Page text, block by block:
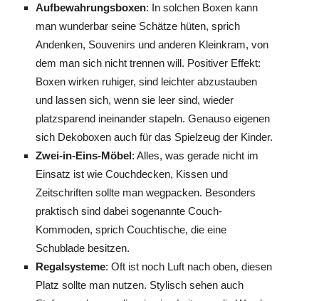
Aufbewahrungsboxen: In solchen Boxen kann
man wunderbar seine Schätze hüten, sprich
Andenken, Souvenirs und anderen Kleinkram, von
dem man sich nicht trennen will. Positiver Effekt:
Boxen wirken ruhiger, sind leichter abzustauben
und lassen sich, wenn sie leer sind, wieder
platzsparend ineinander stapeln. Genauso eigenen
sich Dekoboxen auch für das Spielzeug der Kinder.
Zwei-in-Eins-Möbel: Alles, was gerade nicht im
Einsatz ist wie Couchdecken, Kissen und
Zeitschriften sollte man wegpacken. Besonders
praktisch sind dabei sogenannte Couch-
Kommoden, sprich Couchtische, die eine
Schublade besitzen.
Regalsysteme: Oft ist noch Luft nach oben, diesen
Platz sollte man nutzen. Stylisch sehen auch